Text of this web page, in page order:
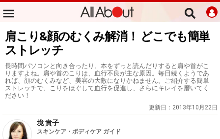
肩こり&顔のむくみ解消！ どこでも簡単
ストレッチ
長時間パソコンと向き合ったり、本をずっと読んだりすると肩や首がこ
りますよね。肩や首のこりは、血行不良が主な原因。毎日続くようであ
れば、顔のむくみなど、美容の大敵になりかねません。ご紹介する簡単
ストレッチで、こりをほぐして血行を促進し、さらにキレイを磨いてく
ださい！
更新日： 2013年10月22日
境 貴子
スキンケア・ボディケア ガイド